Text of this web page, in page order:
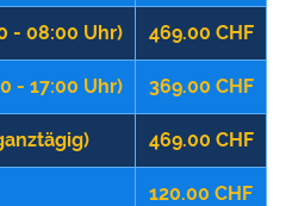
- 08:00 Uhr) 469.00 CHF
- 17:00 Uhr) 369.00 CHF
469.00 CHF
120.00 CHF